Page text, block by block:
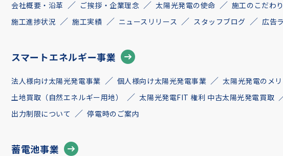
会社概要・沿革 ご挨拶・企業理念 太陽光発電の使命 施工のこだわり
施工進捗状況
施工実績 ニュースリリース スタッフブログ 広告
スマートエネルギー事業
法人様向け太陽光発電事業 個人様向け太陽光発電事業 太陽光発電のメ
土地買取（自然エネルギー用地）
太陽光発電FIT 権利 中古太陽光発電買取
出力制限について
停電時のご案内
蓄電池事業